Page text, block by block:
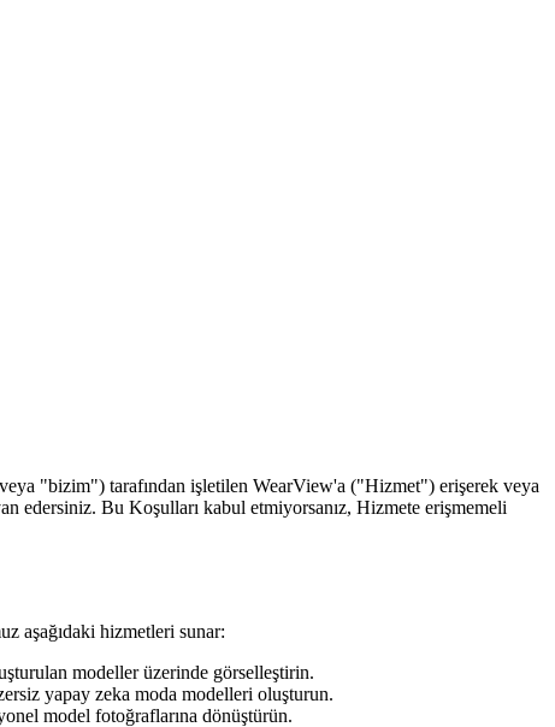
tarafından işletilen WearView'a ("Hizmet") erişerek veya
edersiniz. Bu Koşulları kabul etmiyorsanız, Hizmete erişmemeli
aşağıdaki hizmetleri sunar:
modeller üzerinde görselleştirin.
yapay zeka moda modelleri oluşturun.
model fotoğraflarına dönüştürün.